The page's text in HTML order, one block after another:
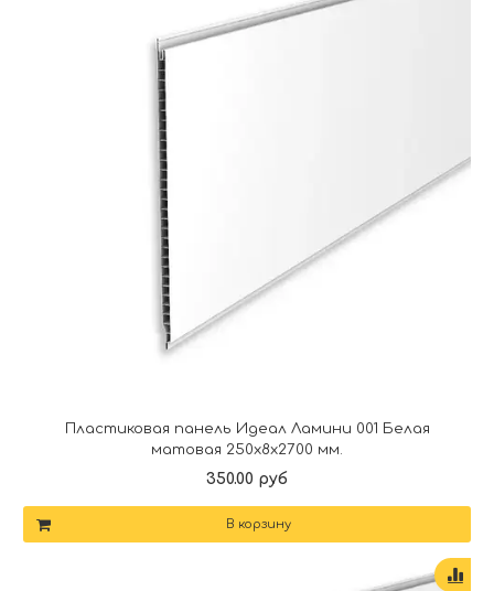
Пластиковая панель Идеал Ламини 001 Белая
матовая 250х8х2700 мм.
350.00 руб
В корзину